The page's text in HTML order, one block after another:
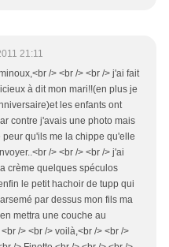
21:11
/> <br /> <br /> j'ai fait
à dit mon mari!!(en plus je
les enfants ont
contre j'avais une photo mais
qu'ils me la chippe qu'elle
/> <br /> <br /> j'ai
crème quelques spéculos
le petit hachoir de tupp qui
par dessus mon fils ma
mettra une couche au
/> <br /> voilà,<br /> <br />